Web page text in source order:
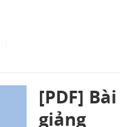
[PDF] Bài
giảng